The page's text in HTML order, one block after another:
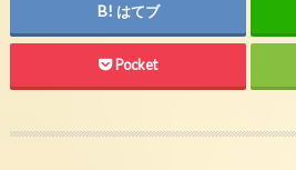
はてブ
Pocket